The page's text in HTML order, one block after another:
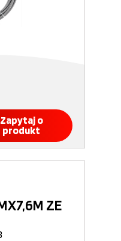
Zapytaj o
produkt
ZE